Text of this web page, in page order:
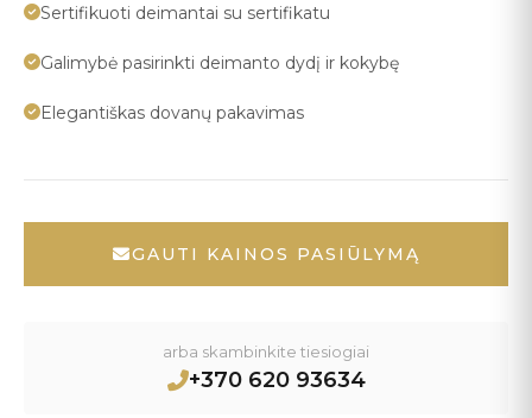
Sertifikuoti deimantai su sertifikatu
Galimybė pasirinkti deimanto dydį ir kokybę
Elegantiškas dovanų pakavimas
GAUTI KAINOS PASIŪLYMĄ
arba skambinkite tiesiogiai
+370 620 93634